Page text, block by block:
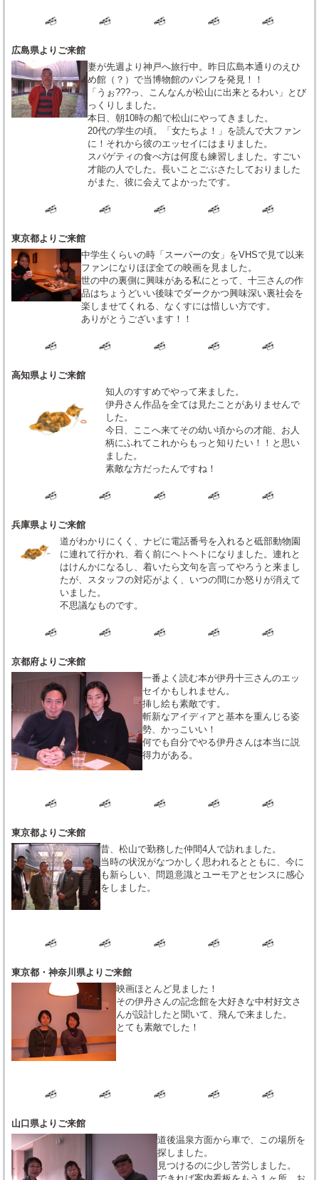
広島県よりご来館
妻が先週より神戸へ旅行中。昨日広島本通りのえひ
め館（？）で当博物館のパンフを発見！！
「うぉ???っ、こんなんが松山に出来とるわい」とび
っくりしました。
本日、朝10時の船で松山にやってきました。
20代の学生の頃。「女たちよ！」を読んで大ファン
に！それから彼のエッセイにはまりました。
スパゲティの食べ方は何度も練習しました。すごい
才能の人でした。長いことごぶさたしておりました
がまた、彼に会えてよかったです。
東京都よりご来館
中学生くらいの時「スーパーの女」をVHSで見て以来
ファンになりほぼ全ての映画を見ました。
世の中の裏側に興味がある私にとって、十三さんの作
品はちょうどいい後味でダークかつ興味深い裏社会を
楽しませてくれる、なくすには惜しい方です。
ありがとうございます！！
高知県よりご来館
知人のすすめでやって来ました。
伊丹さん作品を全ては見たことがありませんで
した。
今日、ここへ来てその幼い頃からの才能、お人
柄にふれてこれからもっと知りたい！！と思い
ました。
素敵な方だったんですね！
兵庫県よりご来館
道がわかりにくく、ナビに電話番号を入れると砥部動物園
に連れて行かれ、着く前にヘトヘトになりました。連れと
はけんかになるし、着いたら文句を言ってやろうと来まし
たが、スタッフの対応がよく、いつの間にか怒りが消えて
いました。
不思議なものです。
京都府よりご来館
一番よく読む本が伊丹十三さんのエッ
セイかもしれません。
挿し絵も素敵です。
斬新なアイディアと基本を重んじる姿
勢、かっこいい！
何でも自分でやる伊丹さんは本当に説
得力がある。
東京都よりご来館
昔、松山で勤務した仲間4人で訪れました。
当時の状況がなつかしく思われるとともに、今に
も新らしい、問題意識とユーモアとセンスに感心
をしました。
東京都・神奈川県よりご来館
映画ほとんど見ました！
その伊丹さんの記念館を大好きな中村好文さ
んが設計したと聞いて、飛んで来ました。
とても素敵でした！
山口県よりご来館
道後温泉方面から車で、この場所を
探しました。
見つけるのに少し苦労しました。